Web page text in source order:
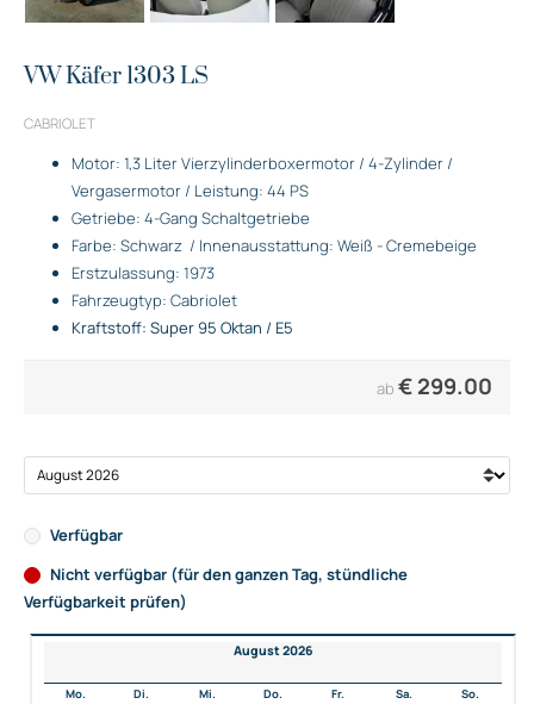
VW Käfer 1303 LS
CABRIOLET
Motor: 1,3 Liter Vierzylinderboxermotor / 4-Zylinder /
Vergasermotor / Leistung: 44 PS
Getriebe: 4-Gang Schaltgetriebe
Farbe: Schwarz / Innenausstattung: Weiß - Cremebeige
Erstzulassung: 1973
Fahrzeugtyp: Cabriolet
Kraftstoff: Super 95 Oktan / E5
ab € 299.00
Verfügbar
Nicht verfügbar (für den ganzen Tag, stündliche
Verfügbarkeit prüfen)
August 2026
Mo. Di. Mi. Do. Fr. Sa. So.